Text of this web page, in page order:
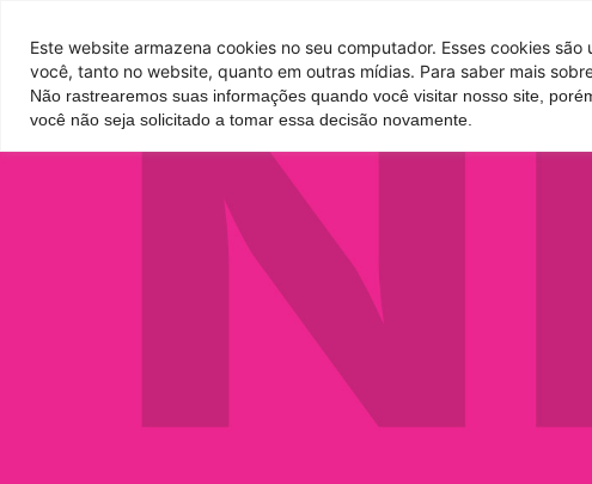
Este website armazena cookies no seu computador. Esses cookies
você, tanto no website, quanto em outras mídias. Para saber mais
Não rastrearemos suas informações quando você visitar nosso site,
você não seja solicitado a tomar essa decisão novamente.
Parque Hotel Atrações